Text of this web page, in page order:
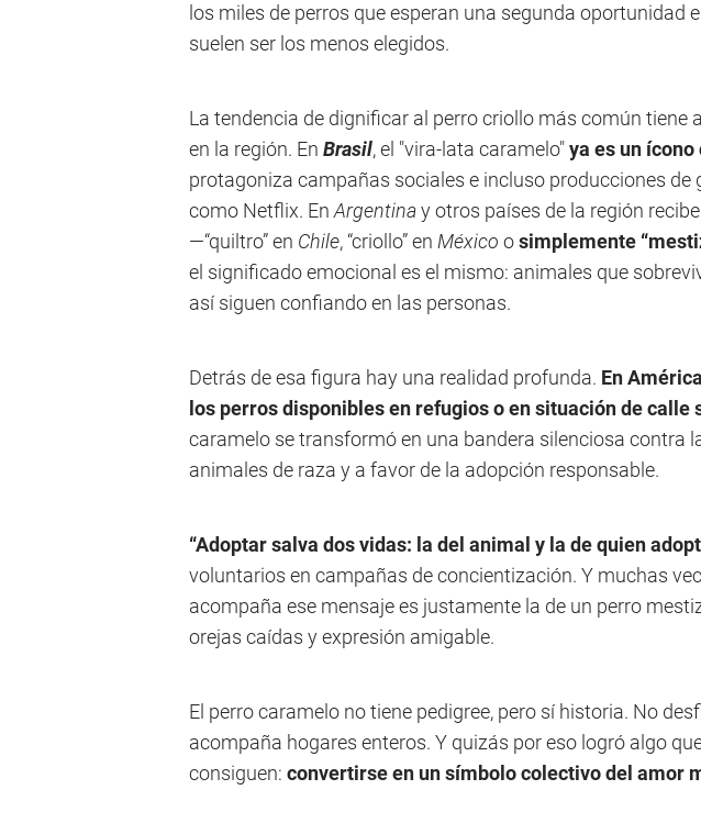
los miles de perros que esperan una segunda oportunidad
suelen ser los menos elegidos.
La tendencia de dignificar al perro criollo más común tiene
en la región. En Brasil, el "vira-lata caramelo"ya es un ícono
protagoniza campañas sociales e incluso producciones
como Netflix. En Argentinay otros países de la región recibe
—“quiltro” en Chile, “criollo” en México osimplemente
el significado emocional es el mismo: animales que
así siguen confiando en las personas.
Detrás de esa figura hay una realidad profunda. En
los perros disponibles en refugios o en situación de calle
caramelo se transformó en una bandera silenciosa contra
animales de raza y a favor de la adopción responsable.
“Adoptar salva dos vidas: la del animal y la de quien
voluntarios en campañas de concientización. Y muchas
acompaña ese mensaje es justamente la de un perro
orejas caídas y expresión amigable.
El perro caramelo no tiene pedigree, pero sí historia. No
acompaña hogares enteros. Y quizás por eso logró algo
consiguen: convertirse en un símbolo colectivo del amor